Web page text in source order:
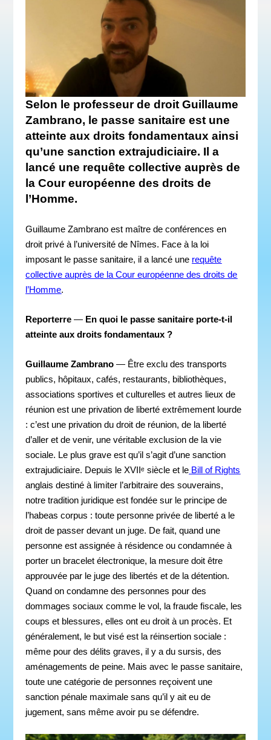
Selon le professeur de droit Guillaume
Zambrano, le passe sanitaire est une
atteinte aux droits fondamentaux ainsi
qu’une sanction extrajudiciaire. Il a
lancé une requête collective auprès de
la Cour européenne des droits de
l’Homme.
Guillaume Zambrano est maître de conférences en
droit privé à l’université de Nîmes. Face à la loi
imposant le passe sanitaire, il a lancé une requête
collective auprès de la Cour européenne des droits de
l’Homme.
Reporterre — En quoi le passe sanitaire porte-t-il
atteinte aux droits fondamentaux ?
Guillaume Zambrano — Être exclu des transports
publics, hôpitaux, cafés, restaurants, bibliothèques,
associations sportives et culturelles et autres lieux de
réunion est une privation de liberté extrêmement lourde
: c’est une privation du droit de réunion, de la liberté
d’aller et de venir, une véritable exclusion de la vie
sociale. Le plus grave est qu’il s’agit d’une sanction
extrajudiciaire. Depuis le XVIIᵉ siècle et le Bill of Rights
anglais destiné à limiter l’arbitraire des souverains,
notre tradition juridique est fondée sur le principe de
l’habeas corpus : toute personne privée de liberté a le
droit de passer devant un juge. De fait, quand une
personne est assignée à résidence ou condamnée à
porter un bracelet électronique, la mesure doit être
approuvée par le juge des libertés et de la détention.
Quand on condamne des personnes pour des
dommages sociaux comme le vol, la fraude fiscale, les
coups et blessures, elles ont eu droit à un procès. Et
généralement, le but visé est la réinsertion sociale :
même pour des délits graves, il y a du sursis, des
aménagements de peine. Mais avec le passe sanitaire,
toute une catégorie de personnes reçoivent une
sanction pénale maximale sans qu’il y ait eu de
jugement, sans même avoir pu se défendre.